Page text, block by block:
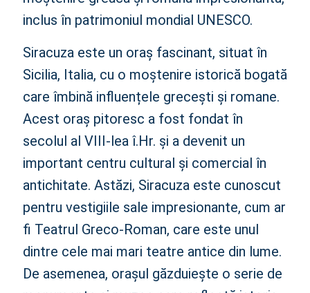
inclus în patrimoniul mondial UNESCO.
Siracuza este un oraș fascinant, situat în
Sicilia, Italia, cu o moștenire istorică bogată
care îmbină influențele grecești și romane.
Acest oraș pitoresc a fost fondat în
secolul al VIII-lea î.Hr. și a devenit un
important centru cultural și comercial în
antichitate. Astăzi, Siracuza este cunoscut
pentru vestigiile sale impresionante, cum ar
fi Teatrul Greco-Roman, care este unul
dintre cele mai mari teatre antice din lume.
De asemenea, orașul găzduiește o serie de